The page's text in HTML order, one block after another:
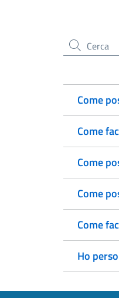
Cerca nel sito
Come
Come
Come
Come
Come
Ho